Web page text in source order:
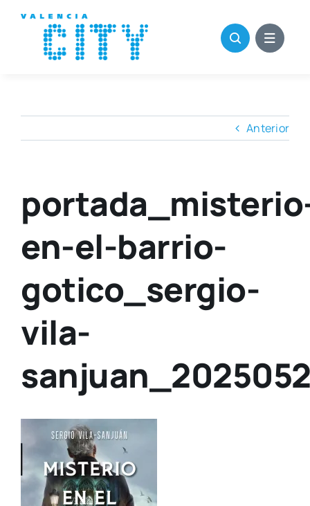
contenido
Anterior
en-el-barrio-
gotico_sergio-
vila-